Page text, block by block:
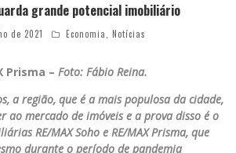
grande potencial imobiliário
de 2021 Economia, Notícias
Prisma – Foto: Fábio Reina.
a região, que é a mais populosa da cidade,
ao mercado de imóveis e a prova disso é o
RE/MAX Soho e RE/MAX Prisma, que
durante o período de pandemia